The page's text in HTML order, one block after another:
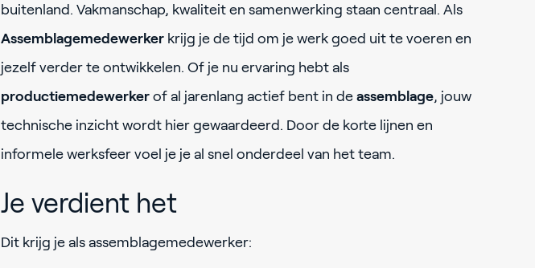
buitenland. Vakmanschap, kwaliteit en samenwerking staan centraal. Als
Assemblagemedewerkerkrijg je de tijd om je werk goed uit te voeren en
jezelf verder te ontwikkelen. Of je nu ervaring hebt als
productiemedewerkerof al jarenlang actief bent in de assemblage, jouw
technische inzicht wordt hier gewaardeerd. Door de korte lijnen en
informele werksfeer voel je je al snel onderdeel van het team.
Je verdient het
Dit krijg je als assemblagemedewerker: